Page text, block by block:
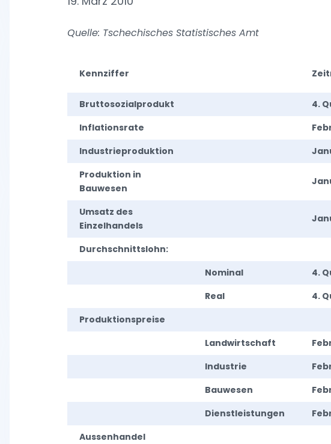
Quelle: Tschechisches Statistisches Amt
Kennziffer
Bruttosozialprodukt
4.
Inflationsrate
Industrieproduktion
Produktion in
Bauwesen
Umsatz des
Einzelhandels
Durchschnittslohn:
Nominal
4.
Real
4.
Produktionspreise
Landwirtschaft
Industrie
Bauwesen
Dienstleistungen
Aussenhandel